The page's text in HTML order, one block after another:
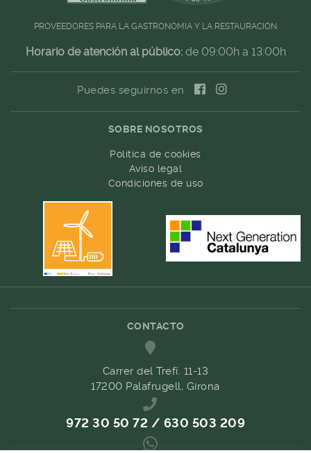
PROVEEDORES PARA LA GASTRONOMIA Y LA RESTAURACIÓN
Horario de atención al público:de 09:00h a 13:00h
Puedes seguirnos en
SOBRE NOSOTROS
Política de cookies
Aviso legal
Condiciones de uso
CONTACTO
Carrer del Trefí. 11-13
17200 Palafrugell, Girona
972 30 50 72 / 630 503 209